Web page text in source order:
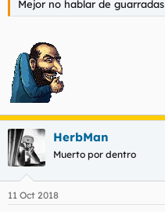
Mejor no hablar de guarradas
HerbMan
Muerto por dentro
11 Oct 2018